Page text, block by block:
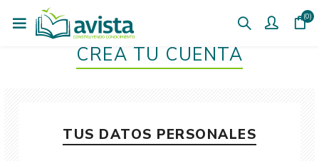
(0)
CREÁ TU CUENTA
TUS DATOS PERSONALES